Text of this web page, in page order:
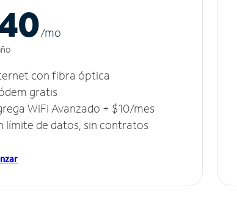
/mo
con fibra óptica
gratis
WiFi Avanzado + $10/mes
límite de datos, sin contratos